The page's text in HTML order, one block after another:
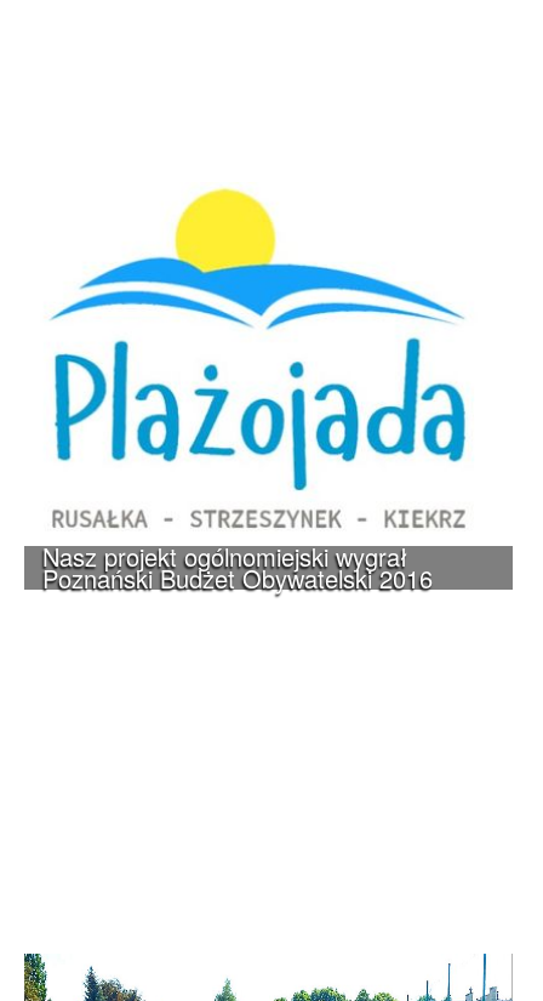
Nasz projekt ogólnomiejski wygrał
Poznański Budżet Obywatelski 2016